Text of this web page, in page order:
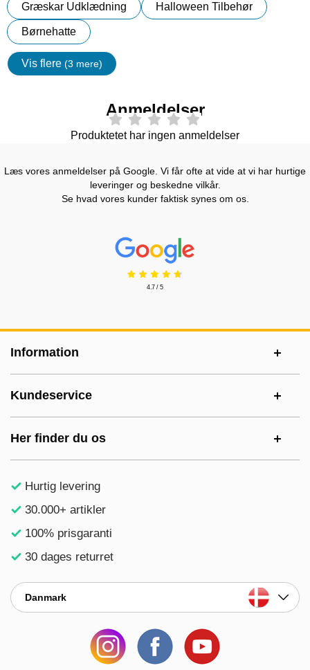
Græskar Udklædning Halloween Tilbehør
Børnehatte
Vis flere (3 mere)
Egenskaper
Anmeldelser
Produktetet har ingen anmeldelser
Læs vores anmeldelser på Google. Vi får ofte at vide at vi har hurtige
leveringer og beskedne vilkår.
Se hvad vores kunder faktisk synes om os.
Prisjakt Anmeldelser: 4.7 Stjerne
4.7 / 5
Information
Kundeservice
Her finder du os
Hurtig levering
30.000+ artikler
100% prisgaranti
30 dages returret
Danmark